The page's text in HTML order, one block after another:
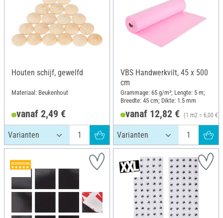
Houten schijf, gewelfd
Materiaal: Beukenhout
vanaf 2,49 €
VBS Handwerkvilt, 45 x 500
cm
Grammage: 65 g/m²; Lengte: 5 m;
Breedte: 45 cm; Dikte: 1.5 mm
vanaf 12,82 € (1 m2 = 6,00 €)